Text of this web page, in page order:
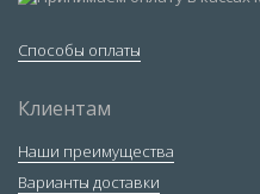
Способы оплаты
Клиентам
Наши преимущества
Варианты доставки